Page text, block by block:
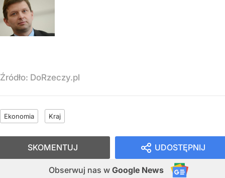
Źródło: DoRzeczy.pl
Ekonomia Kraj
UDOSTĘPNIJ
Obserwuj nas w Google News
SKOMENTUJ